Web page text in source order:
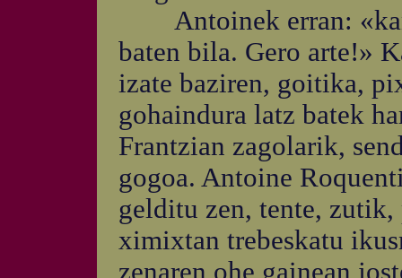
Antoinek erran:
baten bila. Gero arte!»
izate baziren, goitika,
gohaindura latz batek
Frantzian zagolarik,
gogoa. Antoine
gelditu zen, tente,
ximixtan trebeskatu
zenaren ohe gainean